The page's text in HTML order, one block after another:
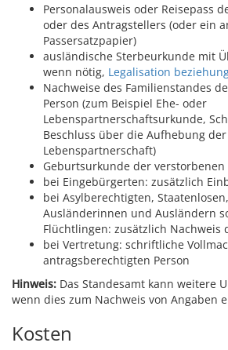
Personalausweis oder Reisepass
oder des Antragstellers (oder ein
Passersatzpapier)
ausländische Sterbeurkunde mit
wenn nötig, Legalisation
Nachweise des Familienstandes
Person (zum Beispiel Ehe- oder
Lebenspartnerschaftsurkunde,
Beschluss über die Aufhebung der
Lebenspartnerschaft)
Geburtsurkunde der verstorbenen
bei Eingebürgerten: zusätzlich
bei Asylberechtigten,
Ausländerinnen und Ausländern
Flüchtlingen: zusätzlich Nachweis
bei Vertretung: schriftliche
antragsberechtigten Person
Hinweis: Das Standesamt kann weitere
wenn dies zum Nachweis von Angaben
Kosten